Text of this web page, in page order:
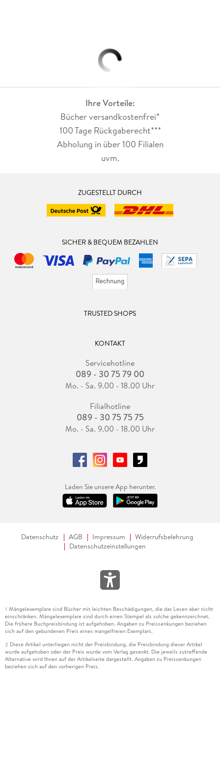
Ihre Vorteile:
Bücher versandkostenfrei*
100 Tage Rückgaberecht***
Abholung in über 100 Filialen
uvm.
ZUGESTELLT DURCH
SICHER & BEQUEM BEZAHLEN
TRUSTED SHOPS
KONTAKT
Servicehotline
089 - 30 75 79 00
Mo. - Sa. 9.00 - 18.00 Uhr
Filialhotline
089 - 30 75 75 75
Mo. - Sa. 9.00 - 18.00 Uhr
Laden Sie unsere App herunter.
Datenschutz AGB Impressum
Widerrufsbelehrung
Datenschutzeinstellungen
1 Mängelexemplare sind Bücher mit leichten Beschädigungen, die das Lesen aber nicht
einschränken. Mängelexemplare sind durch einen Stempel als solche gekennzeichnet.
Die frühere Buchpreisbindung ist aufgehoben. Angaben zu Preissenkungen beziehen
sich auf den gebundenen Preis eines mangelfreien Exemplars.
2 Diese Artikel unterliegen nicht der Preisbindung, die Preisbindung dieser Artikel
wurde aufgehoben oder der Preis wurde vom Verlag gesenkt. Die jeweils zutreffende
Alternative wird Ihnen auf der Artikelseite dargestellt. Angaben zu Preissenkungen
beziehen sich auf den vorherigen Preis.